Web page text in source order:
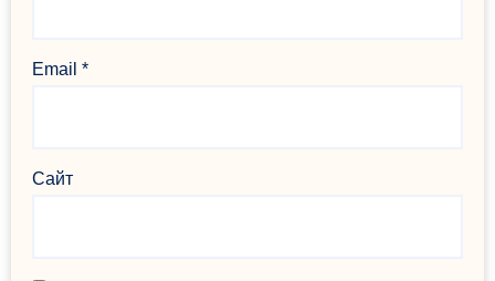
Email*
Сайт